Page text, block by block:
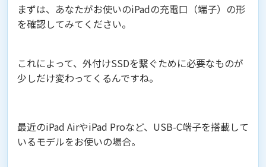
まずは、あなたがお使いのiPadの充電口（端子）の形
を確認してみてください。
これによって、外付けSSDを繋ぐために必要なものが
少しだけ変わってくるんですね。
最近のiPad AirやiPad Proなど、USB-C端子を搭載して
いるモデルをお使いの場合。